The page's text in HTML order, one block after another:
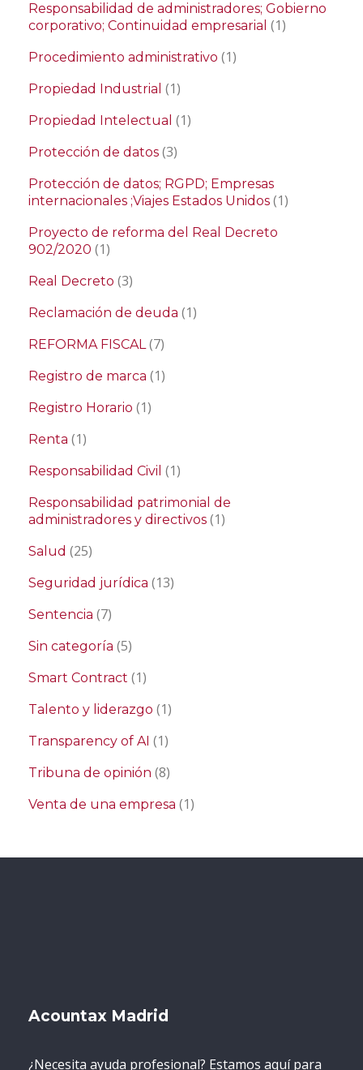
Responsabilidad de administradores; Gobierno
corporativo; Continuidad empresarial (1)
Procedimiento administrativo (1)
Propiedad Industrial (1)
Propiedad Intelectual (1)
Protección de datos (3)
Protección de datos; RGPD; Empresas
internacionales ;Viajes Estados Unidos (1)
Proyecto de reforma del Real Decreto
902/2020 (1)
Real Decreto (3)
Reclamación de deuda (1)
REFORMA FISCAL(7)
Registro de marca (1)
Registro Horario (1)
Renta (1)
Responsabilidad Civil (1)
Responsabilidad patrimonial de
administradores y directivos (1)
Salud (25)
Seguridad jurídica (13)
Sentencia (7)
Sin categoría (5)
Smart Contract (1)
Talento y liderazgo (1)
Transparency of AI (1)
Tribuna de opinión (8)
Venta de una empresa (1)
Acountax Madrid
¿Necesita ayuda profesional? Estamos aquí para